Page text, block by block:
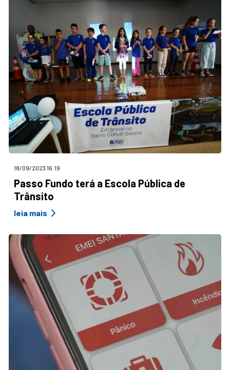
18/09/2023 16:19
Passo Fundo terá a Escola Pública de
Trânsito
leia mais